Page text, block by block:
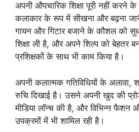
अपनी औपचारिक शिक्षा पूरी नहीं करने
कलाकार के रूप में सीखना और बढ़ना
गायन और गिटार बजाने के कौशल को
शिक्षा ली है, और अपने शिल्प को बेहतर
प्रशिक्षकों के साथ भी काम किया है।
अपनी कलात्मक गतिविधियों के अलावा,
रुचि दिखाई है। उसने अपनी खुद की
मीडिया लॉन्च की है, और विभिन्न फैशन
उपक्रमों में भी शामिल रही है।